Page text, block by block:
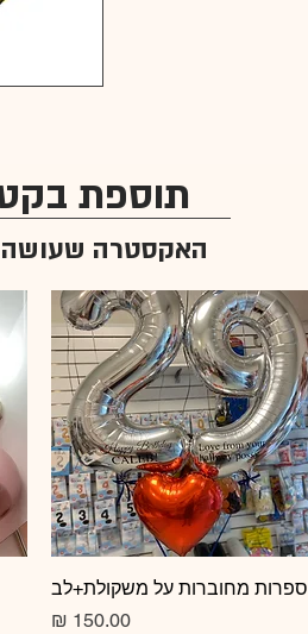
תוספת
האקסטרה שעושה
תצוגה מהירה
ספרות מחוברות על משקולת+לב
מחיר